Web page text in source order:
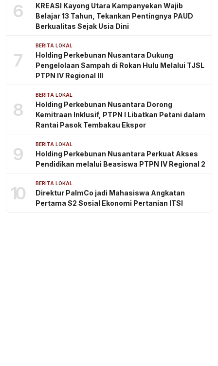
6
KREASI Kayong Utara Kampanyekan Wajib
Belajar 13 Tahun, Tekankan Pentingnya PAUD
Berkualitas Sejak Usia Dini
7
BERITA LOKAL
Holding Perkebunan Nusantara Dukung
Pengelolaan Sampah di Rokan Hulu Melalui TJSL
PTPN IV Regional III
8
BERITA LOKAL
Holding Perkebunan Nusantara Dorong
Kemitraan Inklusif, PTPN I Libatkan Petani dalam
Rantai Pasok Tembakau Ekspor
9 BERITA LOKAL
Holding Perkebunan Nusantara Perkuat Akses
Pendidikan melalui Beasiswa PTPN IV Regional 2
10 BERITA LOKAL
Direktur PalmCo jadi Mahasiswa Angkatan
Pertama S2 Sosial Ekonomi Pertanian ITSI